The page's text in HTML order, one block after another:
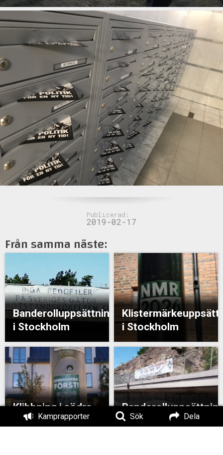
Kamprapporter Sök Dela
Publicerad:
2019-02-17
Från samma näste:
Banderolluppsättning
i Stockholm
i Stockholm
Klibbning i södra
Stockholm
i Stockholm